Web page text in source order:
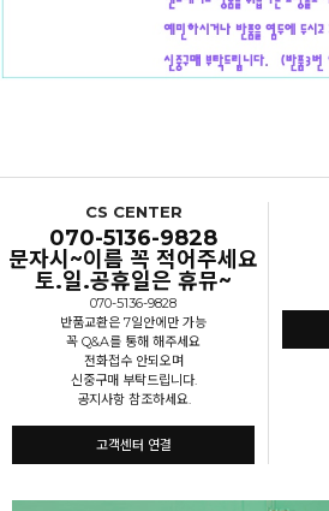
CS CENTER
070-5136-9828
문자시~이름 꼭 적어주세요
토.일.공휴일은 휴뮤~
070-5136-9828
반품교환은 7일안에만 가능
꼭 Q&A를 통해 해주세요
전화접수 안되오며
신중구매 부탁드립니다.
공지사항 참조하세요.
고객센터 연결